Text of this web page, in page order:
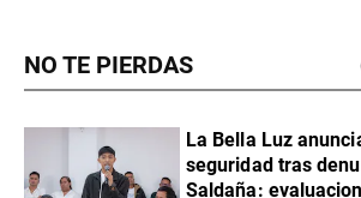
NO TE PIERDAS
La Bella Luz
seguridad tras
Saldaña: